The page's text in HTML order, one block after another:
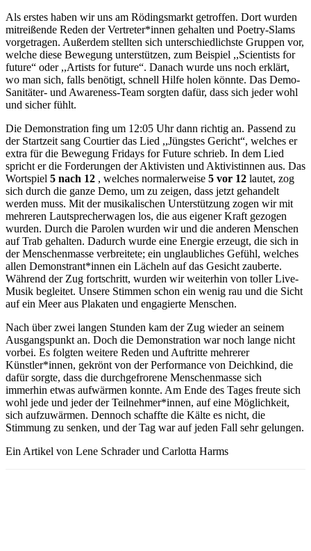
Als erstes haben wir uns am Rödingsmarkt getroffen. Dort wurden
mitreißende Reden der Vertreter*innen gehalten und Poetry-Slams
vorgetragen. Außerdem stellten sich unterschiedlichste Gruppen vor,
welche diese Bewegung unterstützen, zum Beispiel ,,Scientists for
future“ oder ,,Artists for future“. Danach wurde uns noch erklärt,
wo man sich, falls benötigt, schnell Hilfe holen könnte. Das Demo-
Sanitäter- und Awareness-Team sorgten dafür, dass sich jeder wohl
und sicher fühlt.
Die Demonstration fing um 12:05 Uhr dann richtig an. Passend zu
der Startzeit sang Courtier das Lied ,,Jüngstes Gericht“, welches er
extra für die Bewegung Fridays for Future schrieb. In dem Lied
spricht er die Forderungen der Aktivisten und Aktivistinnen aus. Das
Wortspiel 5 nach 12 , welches normalerweise 5 vor 12 lautet, zog
sich durch die ganze Demo, um zu zeigen, dass jetzt gehandelt
werden muss. Mit der musikalischen Unterstützung zogen wir mit
mehreren Lautsprecherwagen los, die aus eigener Kraft gezogen
wurden. Durch die Parolen wurden wir und die anderen Menschen
auf Trab gehalten. Dadurch wurde eine Energie erzeugt, die sich in
der Menschenmasse verbreitete; ein unglaubliches Gefühl, welches
allen Demonstrant*innen ein Lächeln auf das Gesicht zauberte.
Während der Zug fortschritt, wurden wir weiterhin von toller Live-
Musik begleitet. Unsere Stimmen schon ein wenig rau und die Sicht
auf ein Meer aus Plakaten und engagierte Menschen.
Nach über zwei langen Stunden kam der Zug wieder an seinem
Ausgangspunkt an. Doch die Demonstration war noch lange nicht
vorbei. Es folgten weitere Reden und Auftritte mehrerer
Künstler*innen, gekrönt von der Performance von Deichkind, die
dafür sorgte, dass die durchgefrorene Menschenmasse sich
immerhin etwas aufwärmen konnte. Am Ende des Tages freute sich
wohl jede und jeder der Teilnehmer*innen, auf eine Möglichkeit,
sich aufzuwärmen. Dennoch schaffte die Kälte es nicht, die
Stimmung zu senken, und der Tag war auf jeden Fall sehr gelungen.
Ein Artikel von Lene Schrader und Carlotta Harms